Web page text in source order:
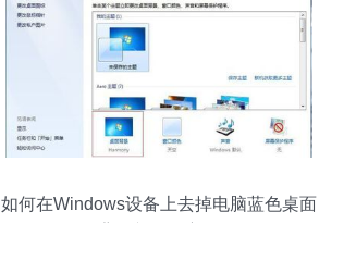
如何在Windows设备上去掉电脑蓝色桌面